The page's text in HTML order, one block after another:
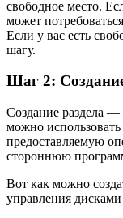
свободное место.
может
Если у вас есть
шагу.
Шаг 2:
Создание раздела
можно
предоставляемую
стороннюю
Вот как можно
управления